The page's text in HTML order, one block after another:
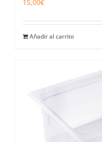
15,00€
Añadir al carrito